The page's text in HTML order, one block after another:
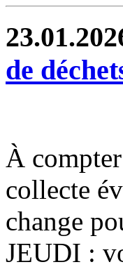
de
À
collecte
change
JEUDI :